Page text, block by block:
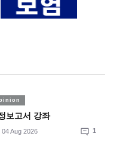
보고서 강좌
04 Aug 2026 1